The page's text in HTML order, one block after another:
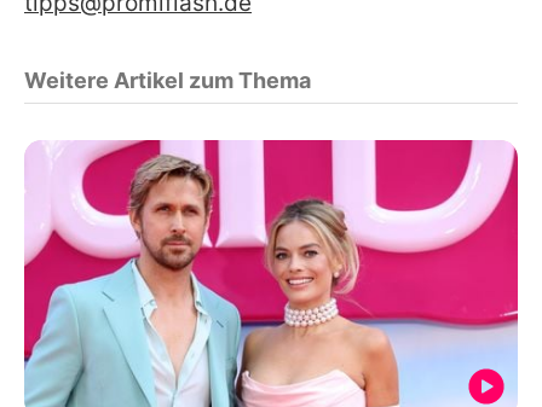
Weitere Artikel zum Thema